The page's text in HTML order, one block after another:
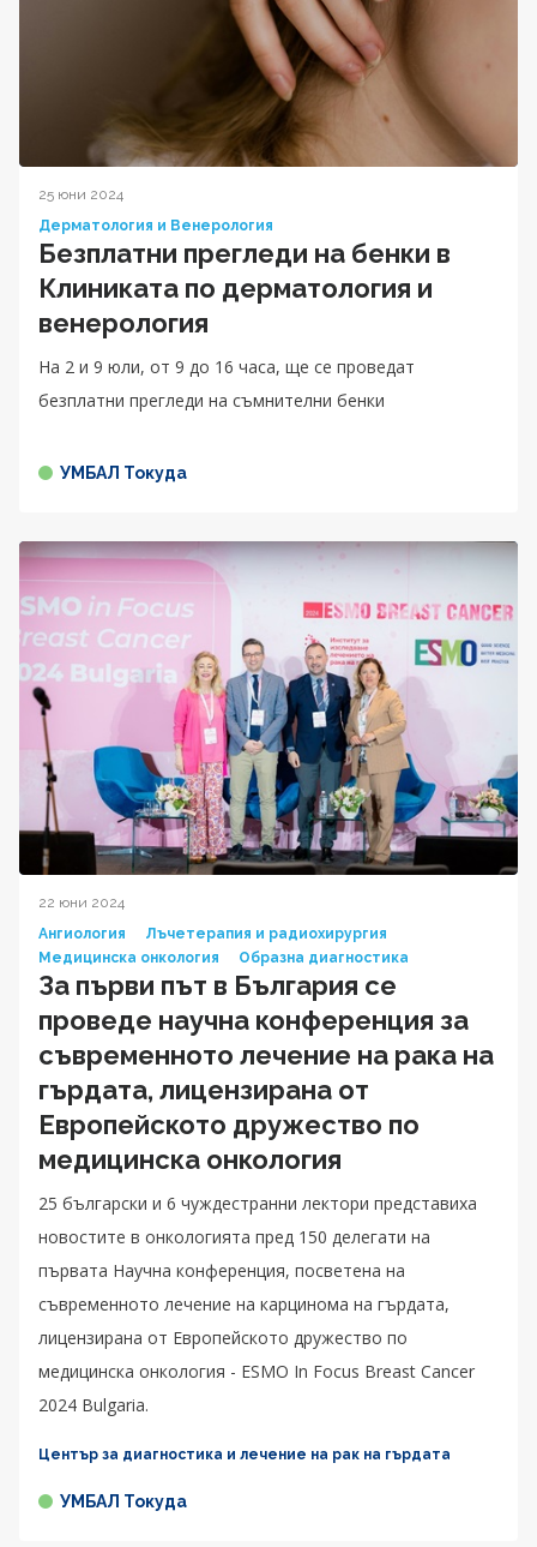
25 юни 2024
Дерматология и Венерология
Безплатни прегледи на бенки в
Клиниката по дерматология и
венерология
На 2 и 9 юли, от 9 до 16 часа, ще се проведат
безплатни прегледи на съмнителни бенки
УМБАЛ Токуда
22 юни 2024
Ангиология
Лъчетерапия и радиохирургия
Медицинска онкология
Образна диагностика
За първи път в България се
проведе научна конференция за
съвременното лечение на рака на
гърдата, лицензирана от
Европейското дружество по
медицинска онкология
25 български и 6 чуждестранни лектори представиха
новостите в онкологията пред 150 делегати на
първата Научна конференция, посветена на
съвременното лечение на карцинома на гърдата,
лицензирана от Европейското дружество по
медицинска онкология - ESMO In Focus Breast Cancer
2024 Bulgaria.
Център за диагностика и лечение на рак на гърдата
УМБАЛ Токуда